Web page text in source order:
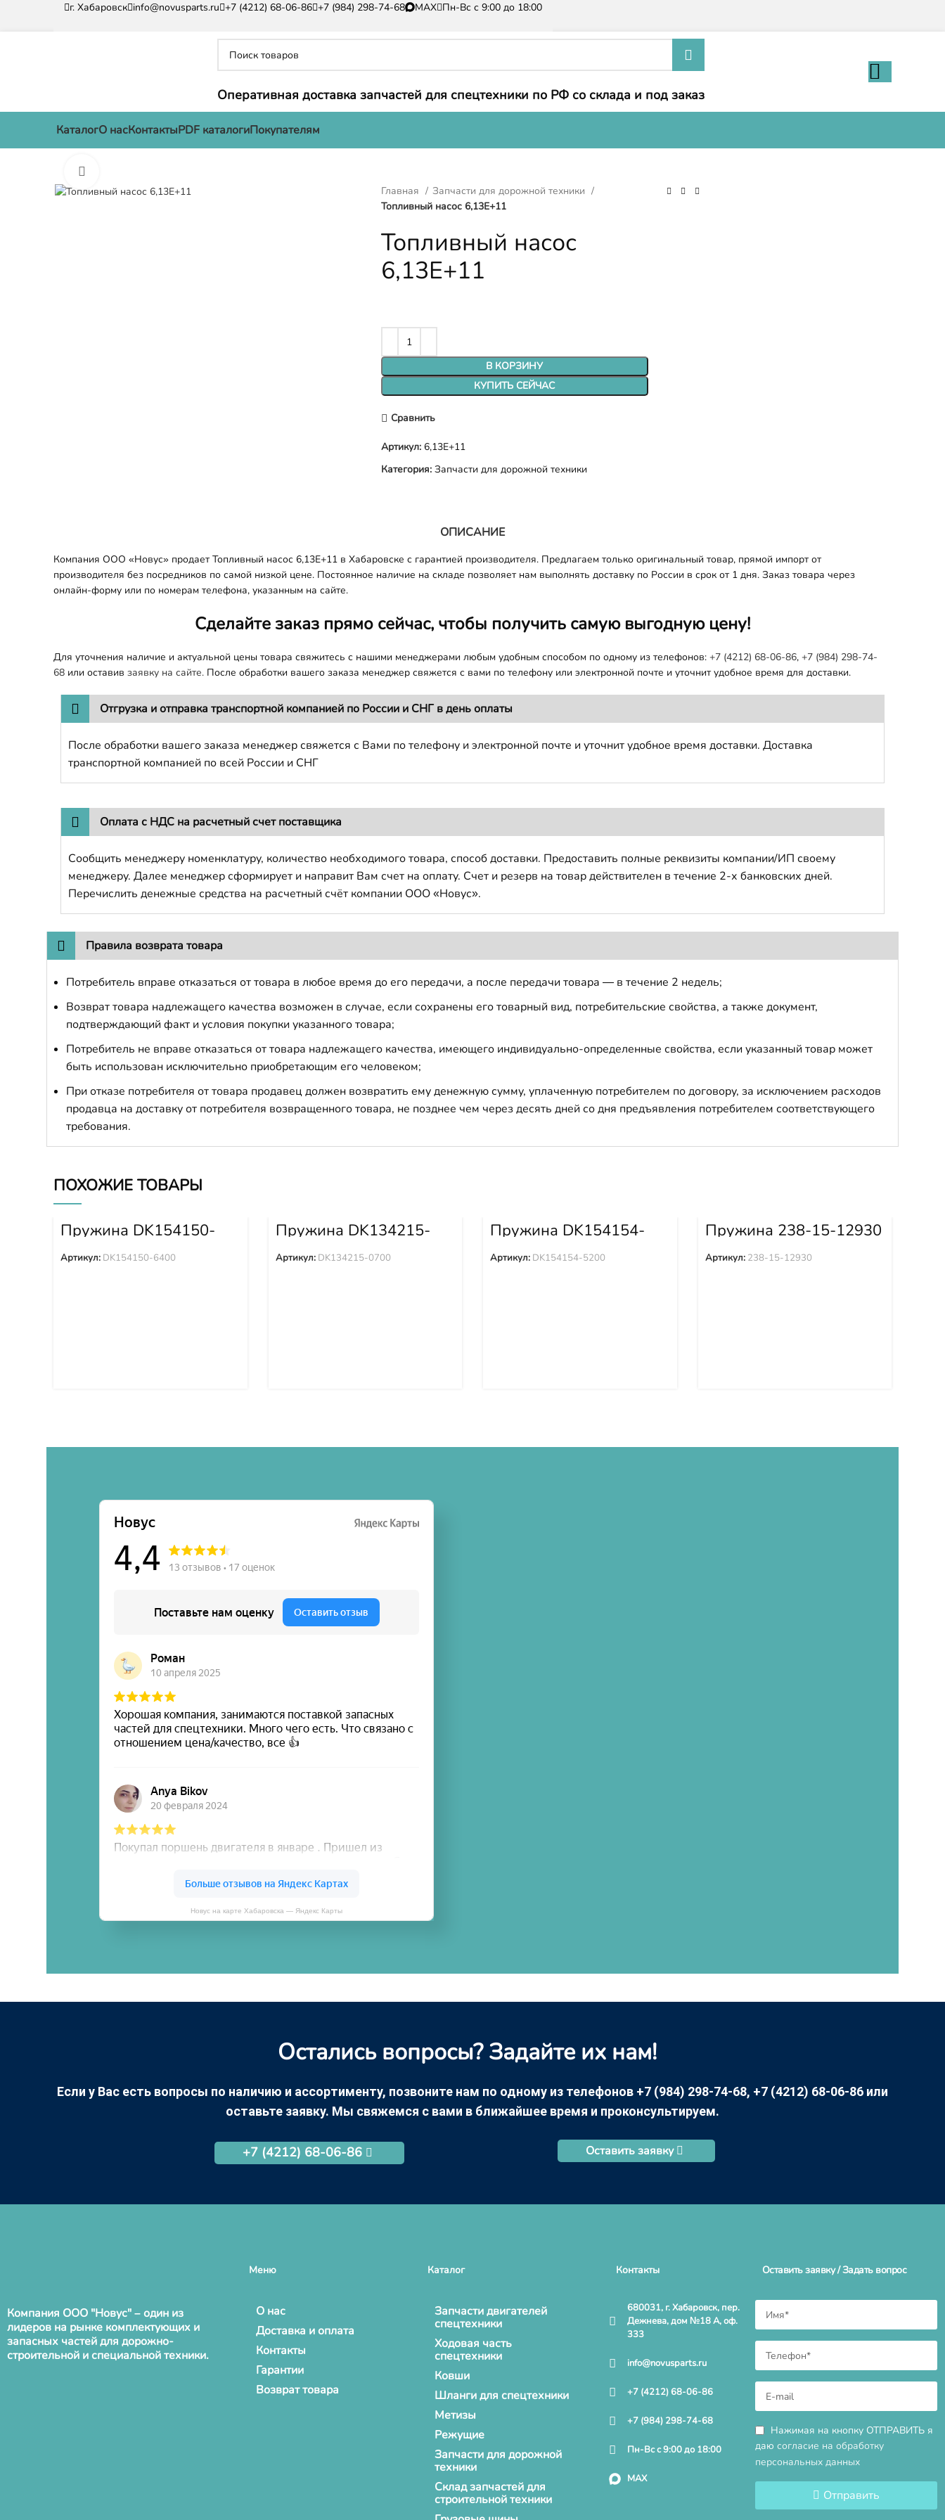
г. Хабаровск info@novusparts.ru +7 (4212) 68-06-86 +7 (984) 298-74-68 MAX Пн-Вс с 9:00 до 18:00
Оперативная доставка запчастей для спецтехники по РФ со склада и под заказ
КаталогО насКонтактыPDF каталогиПокупателям
Главная
Запчасти для дорожной техники
Топливный насос 6,13E+11
Топливный насос
6,13E+11
В КОРЗИНУ
КУПИТЬ СЕЙЧАС
Сравнить
Артикул: 6,13E+11
Категория: Запчасти для дорожной техники
ОПИСАНИЕ
Компания ООО «Новус» продает Топливный насос 6,13E+11 в Хабаровске с гарантией производителя. Предлагаем только оригинальный товар, прямой импорт от
производителя без посредников по самой низкой цене. Постоянное наличие на складе позволяет нам выполнять доставку по России в срок от 1 дня. Заказ товара через
онлайн-форму или по номерам телефона, указанным на сайте.
Сделайте заказ прямо сейчас, чтобы получить самую выгодную цену!
Для уточнения наличие и актуальной цены товара свяжитесь с нашими менеджерами любым удобным способом по одному из телефонов: +7 (4212) 68-06-86, +7 (984) 298-74-
68 или оставив заявку на сайте. После обработки вашего заказа менеджер свяжется с вами по телефону или электронной почте и уточнит удобное время для доставки.
Отгрузка и отправка транспортной компанией по России и СНГ в день оплаты
После обработки вашего заказа менеджер свяжется с Вами по телефону и электронной почте и уточнит удобное время доставки. Доставка
транспортной компанией по всей России и СНГ
Оплата с НДС на расчетный счет поставщика
Сообщить менеджеру номенклатуру, количество необходимого товара, способ доставки. Предоставить полные реквизиты компании/ИП своему
менеджеру. Далее менеджер сформирует и направит Вам счет на оплату. Счет и резерв на товар действителен в течение 2-х банковских дней.
Перечислить денежные средства на расчетный счёт компании ООО «Новус».
Правила возврата товара
Потребитель вправе отказаться от товара в любое время до его передачи, а после передачи товара — в течение 2 недель;
Возврат товара надлежащего качества возможен в случае, если сохранены его товарный вид, потребительские свойства, а также документ,
подтверждающий факт и условия покупки указанного товара;
Потребитель не вправе отказаться от товара надлежащего качества, имеющего индивидуально-определенные свойства, если указанный товар может
быть использован исключительно приобретающим его человеком;
При отказе потребителя от товара продавец должен возвратить ему денежную сумму, уплаченную потребителем по договору, за исключением расходов
продавца на доставку от потребителя возвращенного товара, не позднее чем через десять дней со дня предъявления потребителем соответствующего
требования.
ПОХОЖИЕ ТОВАРЫ
Пружина DK154150-
6400
Артикул: DK154150-6400
Пружина DK134215-
0700
Артикул: DK134215-0700
Пружина DK154154-
5200
Артикул: DK154154-5200
Пружина 238-15-12930
Артикул: 238-15-12930
Новус на карте Хабаровска — Яндекс Карты
Остались вопросы? Задайте их нам!
Если у Вас есть вопросы по наличию и ассортименту, позвоните нам по одному из телефонов +7 (984) 298-74-68, +7 (4212) 68-06-86 или
оставьте заявку. Мы свяжемся с вами в ближайшее время и проконсультируем.
+7 (4212) 68-06-86 Оставить заявку
Компания ООО "Новус" – один из
лидеров на рынке комплектующих и
запасных частей для дорожно-
строительной и специальной техники.
Меню
О нас
Доставка и оплата
Контакты
Гарантии
Возврат товара
Каталог
Запчасти двигателей
спецтехники
Ходовая часть
спецтехники
Ковши
Шланги для спецтехники
Метизы
Режущие
Запчасти для дорожной
техники
Склад запчастей для
строительной техники
Контакты
680031, г. Хабаровск, пер.
Дежнева, дом №18 А, оф.
333
info@novusparts.ru
+7 (4212) 68-06-86
+7 (984) 298-74-68
Пн-Вс с 9:00 до 18:00
MAX
Оставить заявку / Задать вопрос
Нажимая на кнопку ОТПРАВИТЬ я
даю согласие на обработку
персональных данных
Отправить